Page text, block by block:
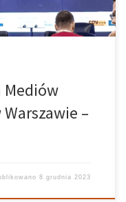
Mediów
–
8 grudnia 2023